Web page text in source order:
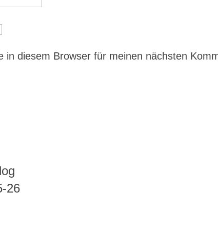
in diesem Browser für meinen nächsten
26